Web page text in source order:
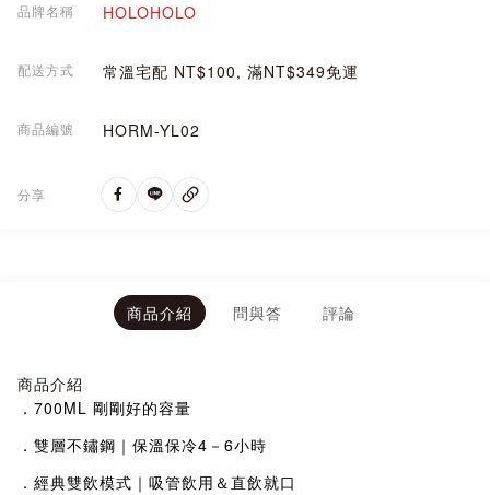
品牌名稱 HOLOHOLO
配送方式 常溫宅配 NT$100, 滿NT$349免運
商品編號 HORM-YL02
分享
商品介紹 問與答 評論
商品介紹
．700ML 剛剛好的容量
．雙層不鏽鋼｜保溫保冷4－6小時
．經典雙飲模式｜吸管飲用＆直飲就口